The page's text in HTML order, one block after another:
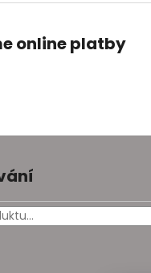
online platby